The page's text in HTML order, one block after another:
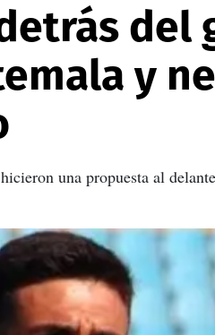
y
una propuesta al